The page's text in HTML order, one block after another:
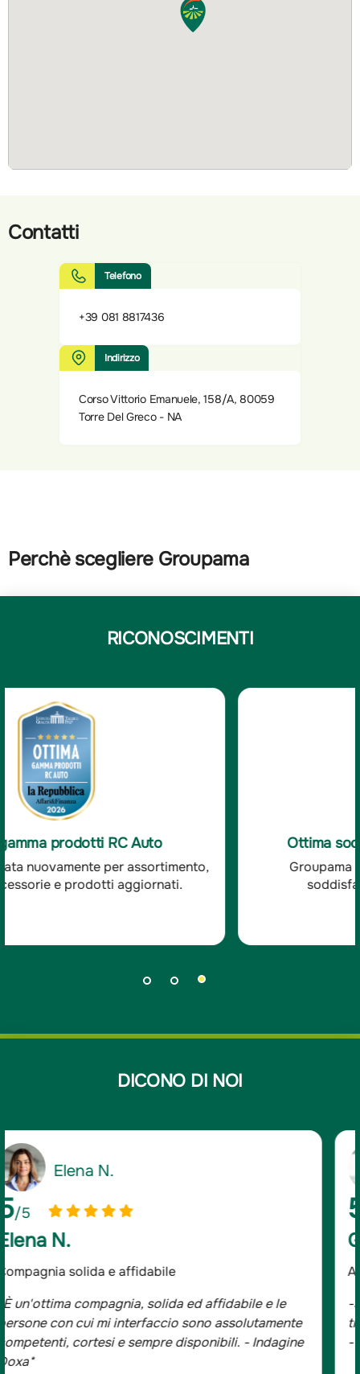
Contatti
Telefono
+39 081 8817436
Indirizzo
Corso Vittorio Emanuele, 158/A, 80059
Torre Del Greco - NA
Perchè scegliere Groupama
RICONOSCIMENTI
Ottima soddisfazione clienti RC Auto
Groupama è stata premiata per l'ottima
soddisfazione dei clienti RC auto.
DICONO DI NOI
Giancarlo D.
/5
Giancarlo D.
Assicurato da oltre 20 anni
-Sono assicurato da oltre 20 anni e mi sono sempre
trovato bene, tutta la famiglia è con Groupama.
- Indagine Doxa*